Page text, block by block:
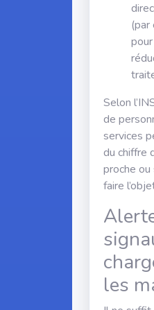
(par
Selon
de
services
du chiffre
proche
faire
les